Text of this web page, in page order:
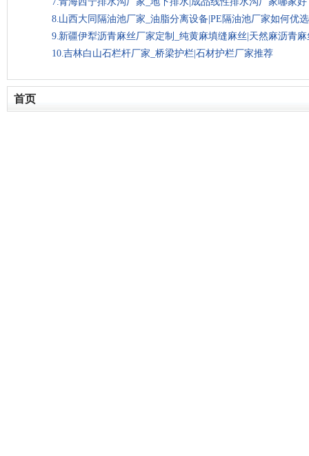
山西大同隔油池厂家_油脂分离设备|PE隔油池厂家如何优选
新疆伊犁沥青麻丝厂家定制_纯黄麻填缝麻丝|天然麻沥青
吉林白山石栏杆厂家_桥梁护栏|石材护栏厂家推荐
首页